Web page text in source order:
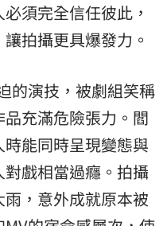
須完全信任彼此，
拍攝更具爆發力。
的演技，被劇組笑稱
充滿危險張力。閻
能同時呈現變態與
戲相當過癮。拍攝
，意外成就原本被